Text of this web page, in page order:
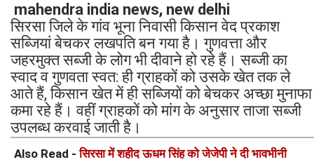
mahendra india news, new delhi
सिरसा जिले के गांव भूना निवासी किसान वेद प्रकाश
सब्जियां बेचकर लखपति बन गया है। गुणवत्ता और
जहरमुक्त सब्जी के लोग भी दीवाने हो रहे हैं। सब्जी का
स्वाद व गुणवता स्वत: ही ग्राहकों को उसके खेत तक ले
आते हैं, किसान खेत में ही सब्जियों को बेचकर अच्छा मुनाफा
कमा रहे हैं। वहीं ग्राहकों को मांग के अनुसार ताजा सब्जी
उपलब्ध करवाई जाती है।
Also Read -सिरसा में शहीद ऊधम सिंह को जेजेपी ने दी भावभीनी